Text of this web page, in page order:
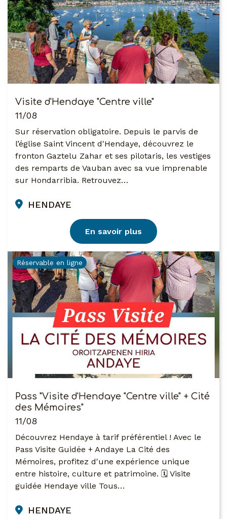
Visite d'Hendaye "Centre ville"
11/08
Sur réservation obligatoire. Depuis le parvis de
l’église Saint Vincent d'Hendaye, découvrez le
fronton Gaztelu Zahar et ses pilotaris, les vestiges
des remparts de Vauban avec sa vue imprenable
sur Hondarribia. Retrouvez…
HENDAYE
En savoir plus
Réservable en ligne
Pass "Visite d'Hendaye "Centre ville" + Cité
des Mémoires"
11/08
Découvrez Hendaye à tarif préférentiel ! Avec le
Pass Visite Guidée + Andaye La Cité des
Mémoires, profitez d'une expérience unique
entre histoire, culture et patrimoine. 🗓 Visite
guidée Hendaye ville Tous…
HENDAYE